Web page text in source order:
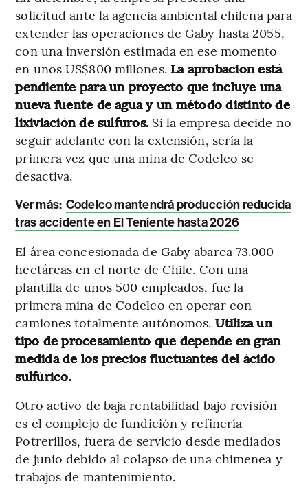
solicitud ante la agencia ambiental chilena para
extender las operaciones de Gaby hasta 2055,
con una inversión estimada en ese momento
en unos US$800 millones. La aprobación está
pendiente para un proyecto que incluye una
nueva fuente de agua y un método distinto de
lixiviación de sulfuros. Si la empresa decide no
seguir adelante con la extensión, sería la
primera vez que una mina de Codelco se
desactiva.
Ver más: Codelco mantendrá producción reducida
tras accidente en El Teniente hasta 2026
El área concesionada de Gaby abarca 73.000
hectáreas en el norte de Chile. Con una
plantilla de unos 500 empleados, fue la
primera mina de Codelco en operar con
camiones totalmente autónomos. Utiliza un
tipo de procesamiento que depende en gran
medida de los precios fluctuantes del ácido
sulfúrico.
Otro activo de baja rentabilidad bajo revisión
es el complejo de fundición y refinería
Potrerillos, fuera de servicio desde mediados
de junio debido al colapso de una chimenea y
trabajos de mantenimiento.